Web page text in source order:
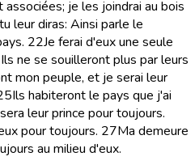
je les joindrai au bois
leur diras: Ainsi parle le
22Je ferai d'eux une seule
Ils ne se souilleront plus par leurs
mon peuple, et je serai leur
Ils habiteront le pays que j'ai
leur prince pour toujours.
pour toujours. 27Ma demeure
au milieu d'eux.